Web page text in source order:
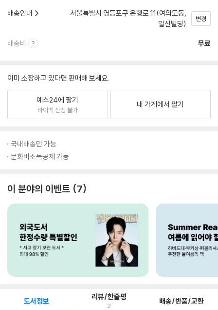
배송안내
서울특별시 영등포구 은행로 11(여의도동,
일신빌딩)
변경
배송비 무료
이미 소장하고 있다면 판매해 보세요.
예스24에 팔기
바이백 신청 불가
내 가게에서 팔기
국내배송만 가능
문화비소득공제 가능
이 분야의 이벤트 7
도서정보 리뷰/한줄평
2 배송/반품/교환